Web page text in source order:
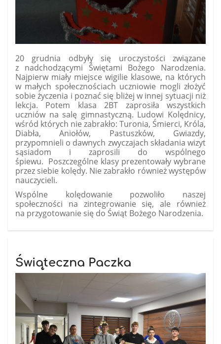
20 grudnia odbyły się uroczystości związane
z nadchodzącymi Świętami Bożego Narodzenia.
Najpierw miały miejsce wigilie klasowe, na których
w małych społecznościach uczniowie mogli złożyć
sobie życzenia i poznać się bliżej w innej sytuacji niż
lekcja. Potem klasa 2BT zaprosiła wszystkich
uczniów na salę gimnastyczną. Ludowi Kolędnicy,
wśród których nie zabrakło: Turonia, Śmierci, Króla,
Diabła, Aniołów, Pastuszków, Gwiazdy,
przypomnieli o dawnych zwyczajach składania wizyt
sąsiadom i zaprosili do wspólnego
śpiewu. Poszczególne klasy prezentowały wybrane
przez siebie kolędy. Nie zabrakło również występów
nauczycieli.
Wspólne kolędowanie pozwoliło naszej
społeczności na zintegrowanie się, ale również
na przygotowanie się do Świąt Bożego Narodzenia.
Świąteczna Paczka